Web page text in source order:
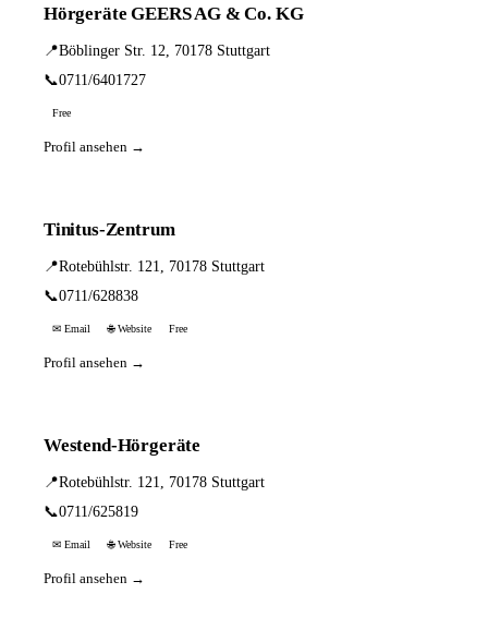
Hörgeräte GEERS AG & Co. KG
📍Böblinger Str. 12, 70178 Stuttgart
📞0711/6401727
Free
Profil ansehen →
Tinitus-Zentrum
📍Rotebühlstr. 121, 70178 Stuttgart
📞0711/628838
✉ Email 🌐 Website Free
Profil ansehen →
Westend-Hörgeräte
📍Rotebühlstr. 121, 70178 Stuttgart
📞0711/625819
✉ Email 🌐 Website Free
Profil ansehen →